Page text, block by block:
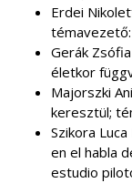
Erdei
Gerák
életkor
Majorszki
keresztül;
Szikora
en el habla
estudio